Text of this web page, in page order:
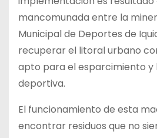
mancomunada entre la
Municipal de Deportes de
recuperar el litoral urbano
apto para el esparcimiento
deportiva.
El funcionamiento de esta
encontrar residuos que no